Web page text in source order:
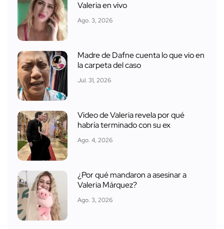
Valeria en vivo
Ago. 3, 2026
Madre de Dafne cuenta lo que vio en
la carpeta del caso
Jul. 31, 2026
Video de Valeria revela por qué
habría terminado con su ex
Ago. 4, 2026
¿Por qué mandaron a asesinar a
Valeria Márquez?
Ago. 3, 2026